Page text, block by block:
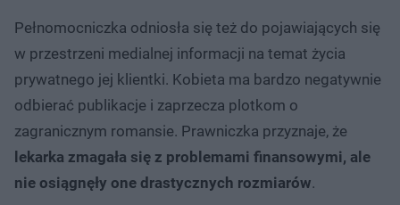
Pełnomocniczka odniosła się też do pojawiających się
w przestrzeni medialnej informacji na temat życia
prywatnego jej klientki. Kobieta ma bardzo negatywnie
odbierać publikacje i zaprzecza plotkom o
zagranicznym romansie. Prawniczka przyznaje, że
lekarka zmagała się z problemami finansowymi, ale
nie osiągnęły one drastycznych rozmiarów.